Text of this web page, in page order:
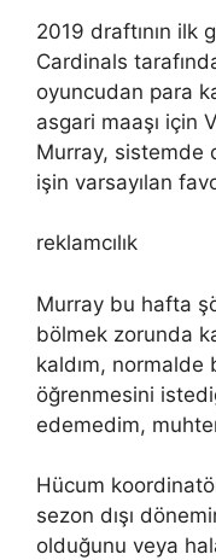
2019 draftının ilk
Cardinals
oyuncudan para
asgari maaşı için
Murray, sistemde
işin varsayılan
reklamcılık
Murray bu hafta
bölmek zorunda
kaldım, normalde
öğrenmesini
edemedim,
Hücum
sezon dışı
olduğunu veya